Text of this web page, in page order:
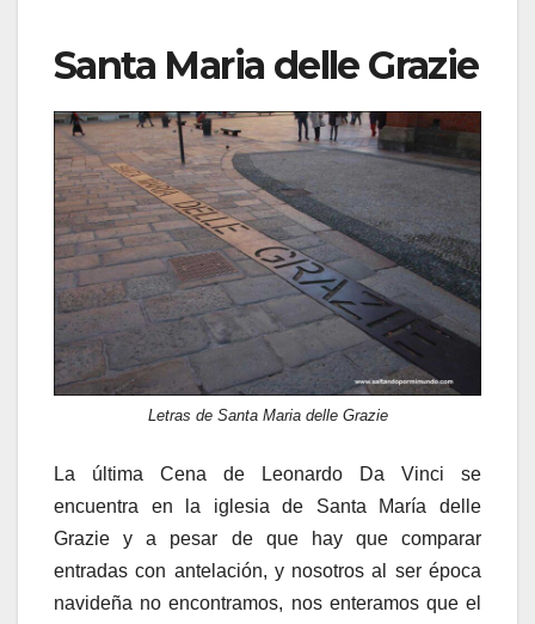
Santa Maria delle Grazie
Letras de Santa Maria delle Grazie
La última Cena de Leonardo Da Vinci se
encuentra en la iglesia de Santa María delle
Grazie y a pesar de que hay que comparar
entradas con antelación, y nosotros al ser época
navideña no encontramos, nos enteramos que el